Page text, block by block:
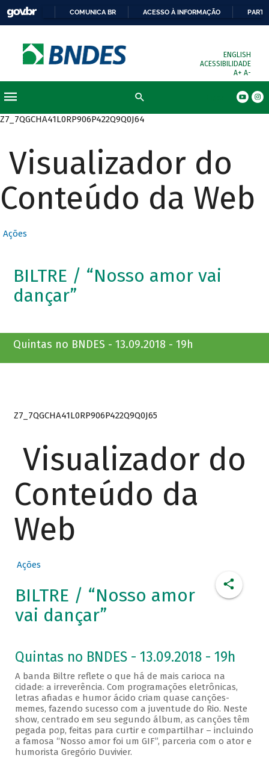
COMUNICA BR ACESSO À INFORMAÇÃO
ENGLISH
ACESSIBILIDADE
A+ A-
Z7_7QGCHA41L0RP906P422Q9Q0J64
Visualizador do
Conteúdo da Web
Ações
BILTRE / “Nosso amor vai
dançar”
Quintas no BNDES - 13.09.2018 - 19h
Z7_7QGCHA41L0RP906P422Q9Q0J65
Visualizador do
Conteúdo da
Web
Ações
BILTRE / “Nosso amor
vai dançar”
Quintas no BNDES - 13.09.2018 - 19h
A banda Biltre reflete o que há de mais carioca na
cidade: a irreverência. Com programações eletrônicas,
letras afiadas e humor ácido criam quase canções-
memes, fazendo sucesso com a juventude do Rio. Neste
show, centrado em seu segundo álbum, as canções têm
pegada pop, feitas para curtir e compartilhar – incluindo
a famosa “Nosso amor foi um GIF”, parceria com o ator e
humorista Gregório Duvivier.